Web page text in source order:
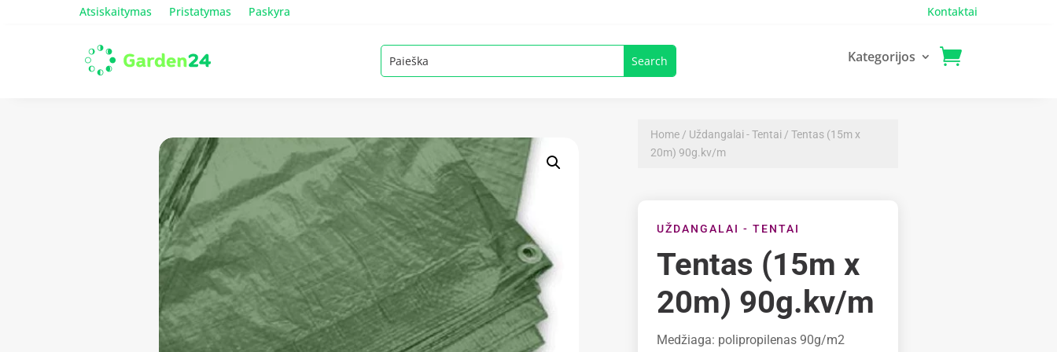
Atsiskaitymas Pristatymas Paskyra Kontaktai
Kategorijos
Home / Uždangalai - Tentai / Tentas (15m x
20m) 90g.kv/m
UŽDANGALAI - TENTAI
Tentas (15m x
20m) 90g.kv/m
Medžiaga: polipropilenas 90g/m2